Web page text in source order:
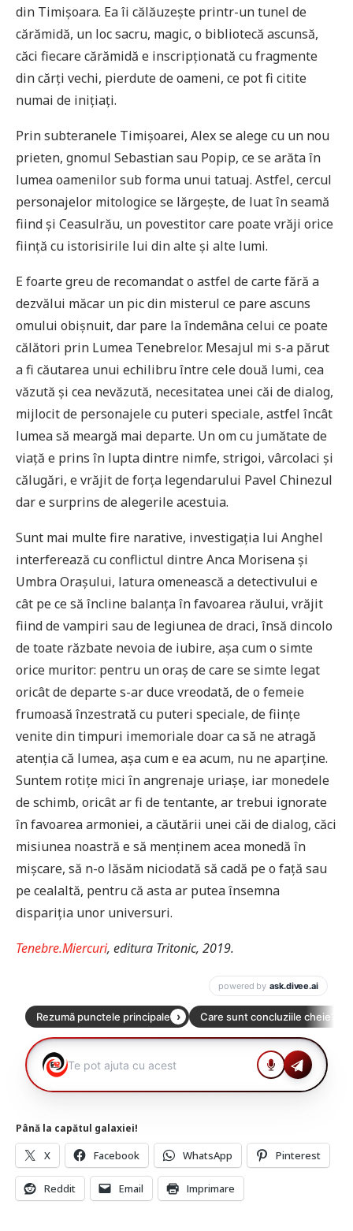
din Timișoara. Ea îi călăuzește printr-un tunel de
cărămidă, un loc sacru, magic, o bibliotecă ascunsă,
căci fiecare cărămidă e inscripționată cu fragmente
din cărți vechi, pierdute de oameni, ce pot fi citite
numai de inițiați.
Prin subteranele Timișoarei, Alex se alege cu un nou
prieten, gnomul Sebastian sau Popip, ce se arăta în
lumea oamenilor sub forma unui tatuaj. Astfel, cercul
personajelor mitologice se lărgește, de luat în seamă
fiind și Ceasulrău, un povestitor care poate vrăji orice
ființă cu istorisirile lui din alte și alte lumi.
E foarte greu de recomandat o astfel de carte fără a
dezvălui măcar un pic din misterul ce pare ascuns
omului obișnuit, dar pare la îndemâna celui ce poate
călători prin Lumea Tenebrelor. Mesajul mi s-a părut
a fi căutarea unui echilibru între cele două lumi, cea
văzută și cea nevăzută, necesitatea unei căi de dialog,
mijlocit de personajele cu puteri speciale, astfel încât
lumea să meargă mai departe. Un om cu jumătate de
viață e prins în lupta dintre nimfe, strigoi, vârcolaci și
călugări, e vrăjit de forța legendarului Pavel Chinezul
dar e surprins de alegerile acestuia.
Sunt mai multe fire narative, investigația lui Anghel
interferează cu conflictul dintre Anca Morisena și
Umbra Orașului, latura omenească a detectivului e
cât pe ce să încline balanța în favoarea răului, vrăjit
fiind de vampiri sau de legiunea de draci, însă dincolo
de toate răzbate nevoia de iubire, așa cum o simte
orice muritor: pentru un oraș de care se simte legat
oricât de departe s-ar duce vreodată, de o femeie
frumoasă înzestrată cu puteri speciale, de ființe
venite din timpuri imemoriale doar ca să ne atragă
atenția că lumea, așa cum e ea acum, nu ne aparține.
Suntem rotițe mici în angrenaje uriașe, iar monedele
de schimb, oricât ar fi de tentante, ar trebui ignorate
în favoarea armoniei, a căutării unei căi de dialog, căci
misiunea noastră e să menținem acea monedă în
mișcare, să n-o lăsăm niciodată să cadă pe o față sau
pe cealaltă, pentru că asta ar putea însemna
dispariția unor universuri.
Tenebre.Miercuri, editura Tritonic, 2019.
Până la capătul galaxiei!
X Facebook WhatsApp Pinterest
Reddit Email Imprimare